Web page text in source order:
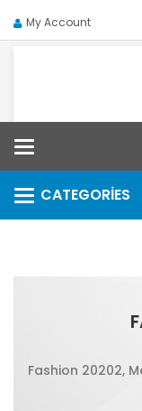
My Account
CATEGORIES
Fashion 20202,